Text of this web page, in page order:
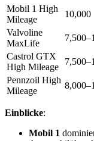
Mobil 1 High
Mileage
10,000
Valvoline
MaxLife
Castrol GTX
High Mileage
Pennzoil High
Mileage
Einblicke:
Mobil 1